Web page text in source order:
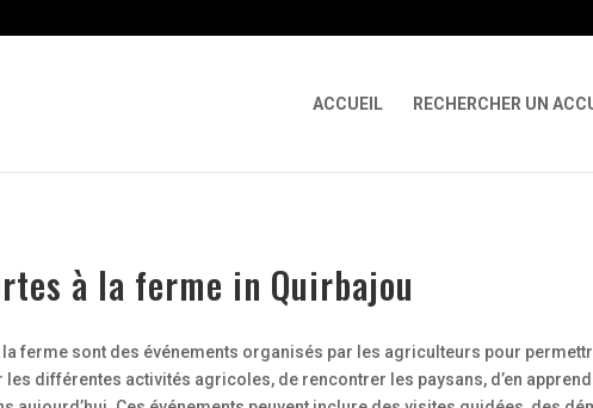
ACCUEIL RECHERCHER UN
à la ferme in Quirbajou
ferme sont des événements organisés par les agriculteurs pour
différentes activités agricoles, de rencontrer les paysans, d’en